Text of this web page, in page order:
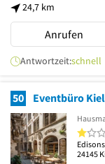
24,7 km
Anrufen
Antwortzeit:schnell
50 Eventbüro
24145